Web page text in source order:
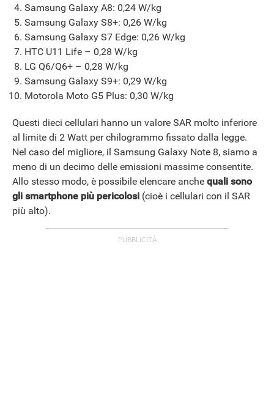
Samsung Galaxy A8: 0,24 W/kg
Samsung Galaxy S8+: 0,26 W/kg
Samsung Galaxy S7 Edge: 0,26 W/kg
HTC U11 Life – 0,28 W/kg
LG Q6/Q6+ – 0,28 W/kg
Samsung Galaxy S9+: 0,29 W/kg
Motorola Moto G5 Plus: 0,30 W/kg
Questi dieci cellulari hanno un valore SAR molto inferiore
al limite di 2 Watt per chilogrammo fissato dalla legge.
Nel caso del migliore, il Samsung Galaxy Note 8, siamo a
meno di un decimo delle emissioni massime consentite.
Allo stesso modo, è possibile elencare anche quali sono
gli smartphone più pericolosi (cioè i cellulari con il SAR
più alto).